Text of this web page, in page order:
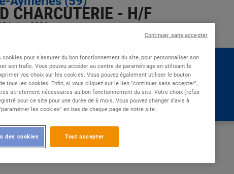
juillet 2026
CHARCUTERIE - H/F
:CDD
:Débutant
CAP / BEP
cookies pour s'assurer du bon fonctionnement du site, pour personnaliser son
son trafic. Vous pouvez accéder au centre de paramétrage en utilisant le
vos choix sur les cookies. Vous pouvez également utiliser le bouton
tous les cookies. Enfin, si vous cliquez sur le lien "continuer sans accepter",
strictement nécessaires au bon fonctionnement du site. Votre choix (refus
pour ce site pour une durée de 6 mois. Vous pouvez changer d'avis à
les cookies" en bas de chaque page de notre site.
Tout accepter
des cookies
Continuer sans accepter